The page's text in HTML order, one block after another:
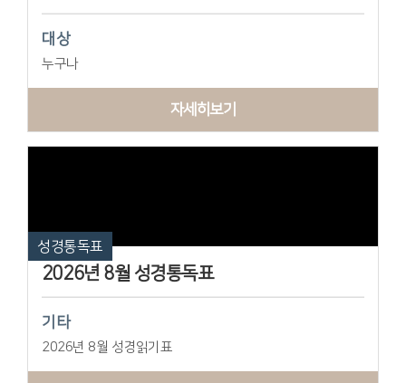
대상
누구나
자세히보기
성경통독표
2026년 8월 성경통독표
기타
2026년 8월 성경읽기표